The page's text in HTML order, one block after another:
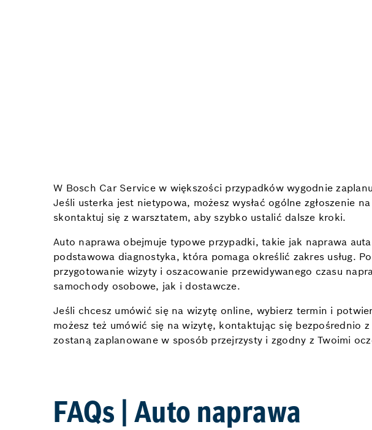
W Bosch Car Service w większości przypadków wygodnie
Jeśli usterka jest nietypowa, możesz wysłać ogólne zgłoszenie
skontaktuj się z warsztatem, aby szybko ustalić dalsze kroki.
Auto naprawa obejmuje typowe przypadki, takie jak naprawa
podstawowa diagnostyka, która pomaga określić zakres usług.
przygotowanie wizyty i oszacowanie przewidywanego czasu
samochody osobowe, jak i dostawcze.
Jeśli chcesz umówić się na wizytę online, wybierz termin i
możesz też umówić się na wizytę, kontaktując się bezpośrednio
zostaną zaplanowane w sposób przejrzysty i zgodny z Twoimi
FAQs | Auto naprawa